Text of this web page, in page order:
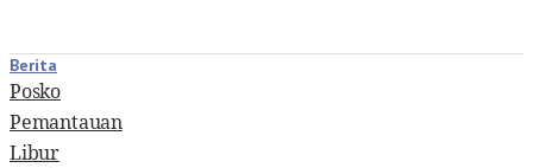
Berita
Posko
Pemantauan
Libur